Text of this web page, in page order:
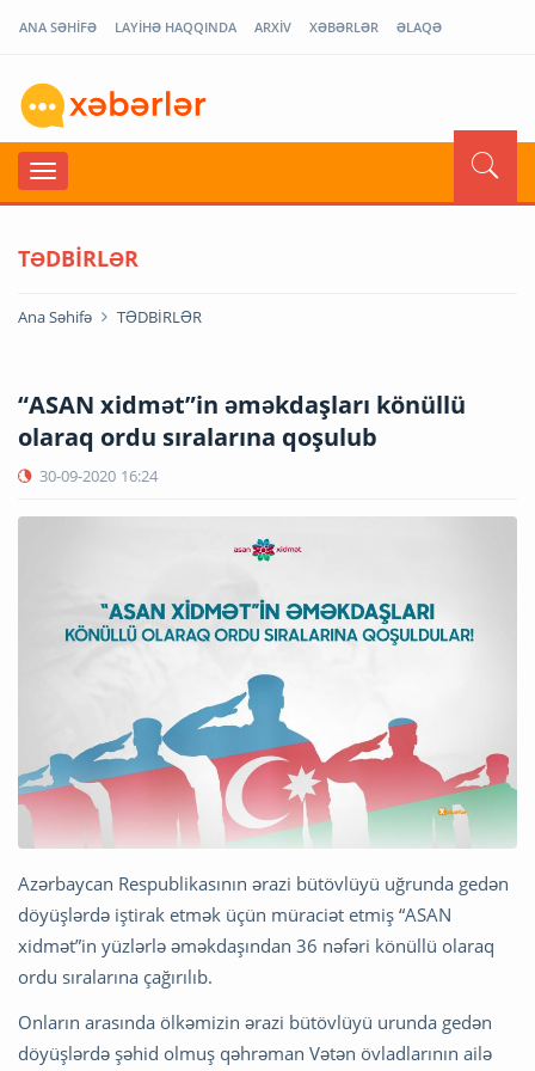
ANA SƏHİFƏ LAYİHƏ HAQQINDA ARXİV XƏBƏRLƏR ƏLAQƏ
TƏDBİRLƏR
Ana Səhifə TƏDBİRLƏR
“ASAN xidmət”in əməkdaşları könüllü
olaraq ordu sıralarına qoşulub
30-09-2020 16:24
Azərbaycan Respublikasının ərazi bütövlüyü uğrunda gedən
döyüşlərdə iştirak etmək üçün müraciət etmiş “ASAN
xidmət”in yüzlərlə əməkdaşından 36 nəfəri könüllü olaraq
ordu sıralarına çağırılıb.
Onların arasında ölkəmizin ərazi bütövlüyü urunda gedən
döyüşlərdə şəhid olmuş qəhrəman Vətən övladlarının ailə